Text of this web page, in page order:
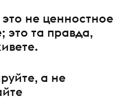
не ценностное
это та правда,
а не